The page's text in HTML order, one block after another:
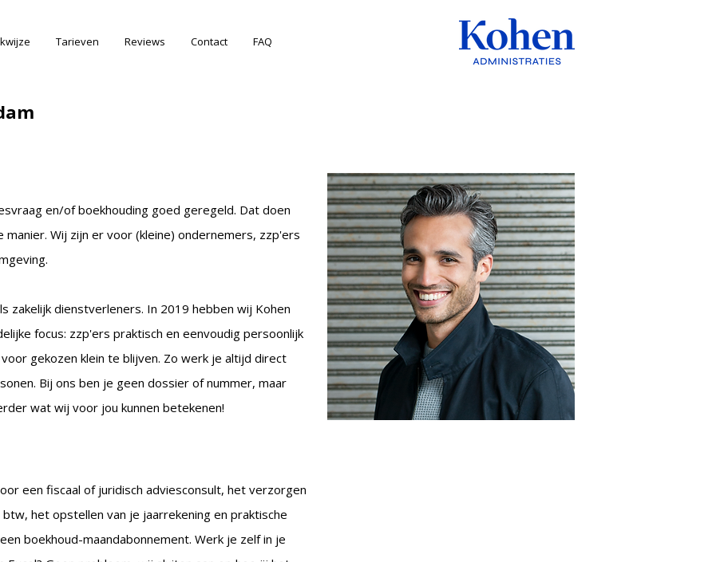
Tarieven Reviews Contact FAQ
en/of boekhouding goed geregeld. Dat doen
manier. Wij zijn er voor (kleine) ondernemers, zzp'ers
zakelijk dienstverleners. In 2019 hebben wij Kohen
focus: zzp'ers praktisch en eenvoudig persoonlijk
gekozen klein te blijven. Zo werk je altijd direct
Bij ons ben je geen dossier of nummer, maar
wat wij voor jou kunnen betekenen!
een fiscaal of juridisch adviesconsult, het verzorgen
het opstellen van je jaarrekening en praktische
boekhoud-maandabonnement. Werk je zelf in je